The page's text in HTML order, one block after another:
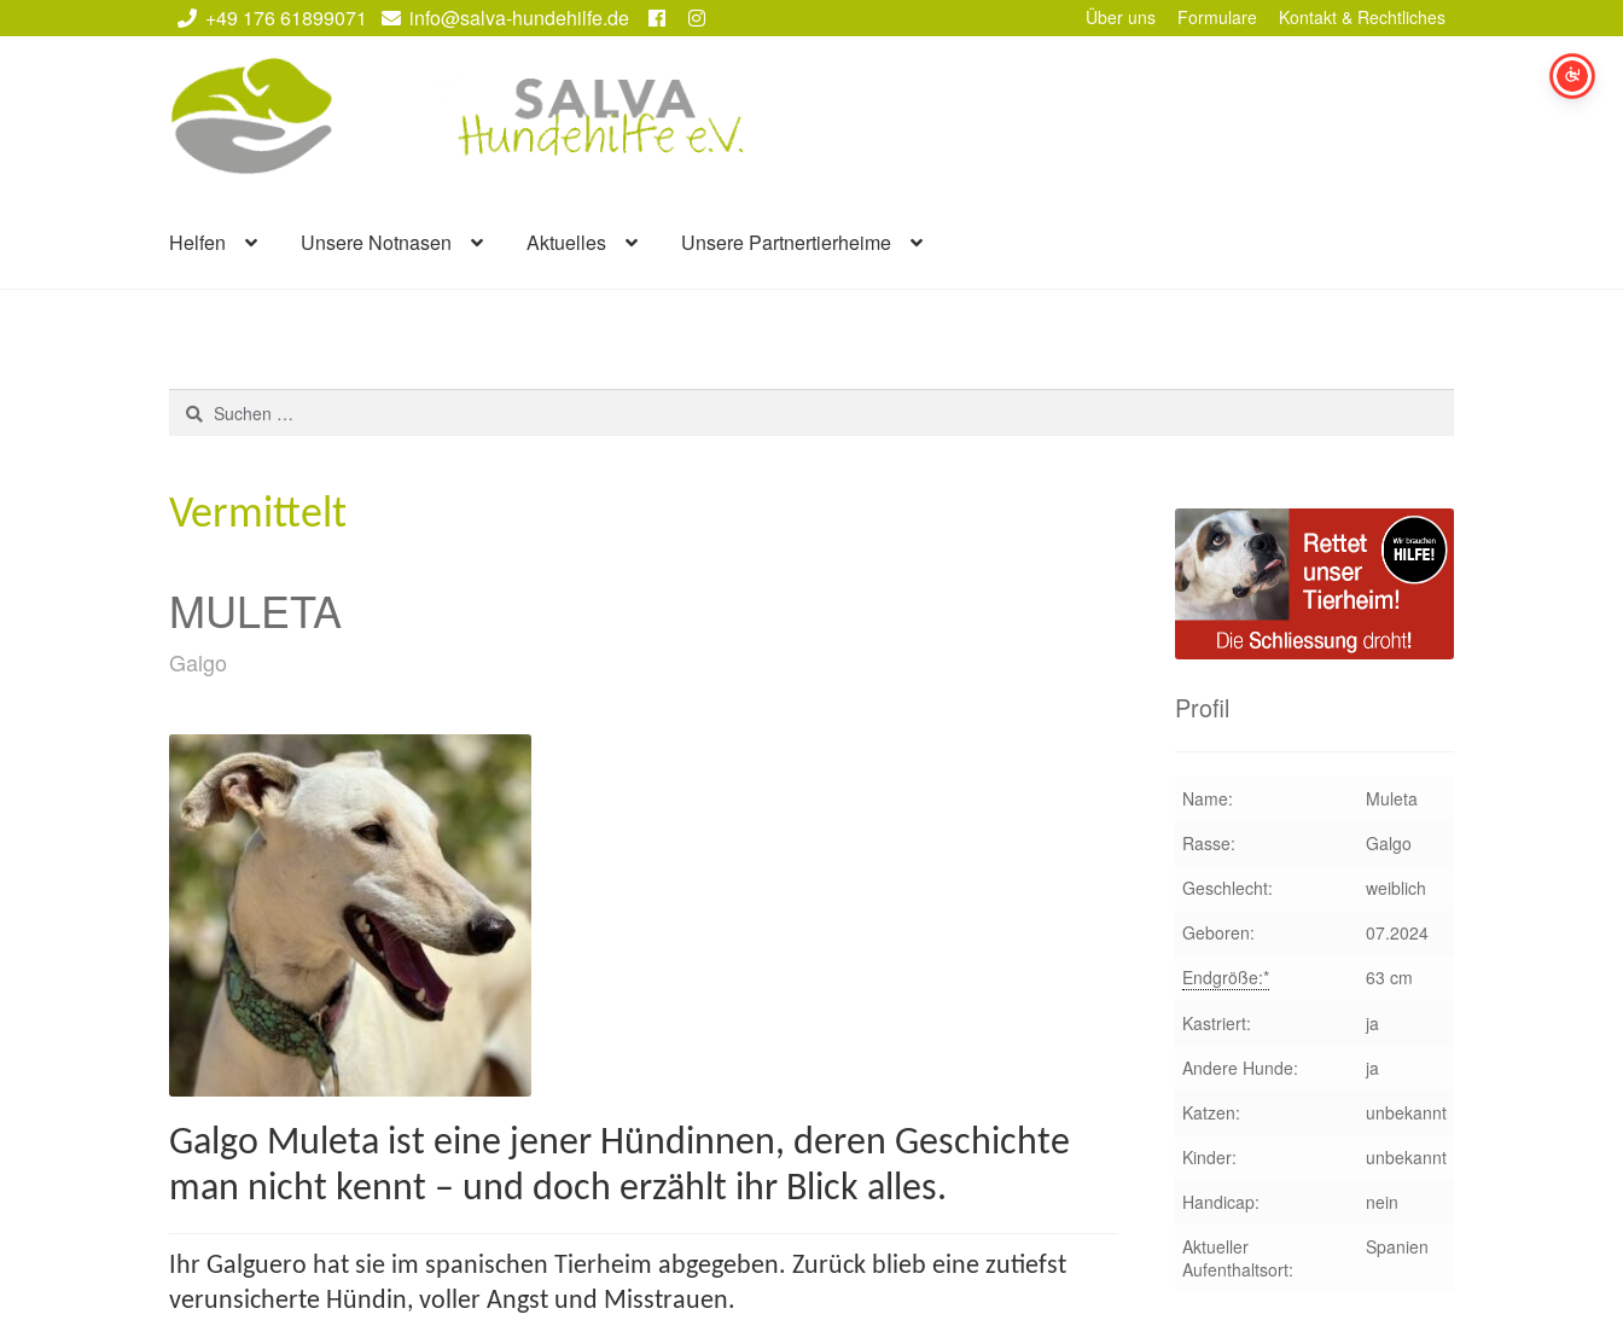
+49 176 61899071 info@salva-hundehilfe.de Über uns Formulare Kontakt & Rechtliches
Navigation
springen
Zum
Inhalt
springen
Helfen Unsere Notnasen Aktuelles Unsere Partnertierheime
Suchen
nach:
Vermittelt
MULETA
Galgo
Galgo Muleta ist eine jener Hündinnen, deren Geschichte
man nicht kennt – und doch erzählt ihr Blick alles.
Ihr Galguero hat sie im spanischen Tierheim abgegeben. Zurück blieb eine zutiefst
verunsicherte Hündin, voller Angst und Misstrauen.
Profil
Name:
Muleta
Rasse:
Galgo
Geschlecht:
weiblich
Geboren:
07.2024
Endgröße:*
63 cm
Kastriert:
ja
Andere Hunde:
ja
Katzen:
unbekannt
Kinder:
unbekannt
Handicap:
nein
Aktueller
Aufenthaltsort:
Spanien